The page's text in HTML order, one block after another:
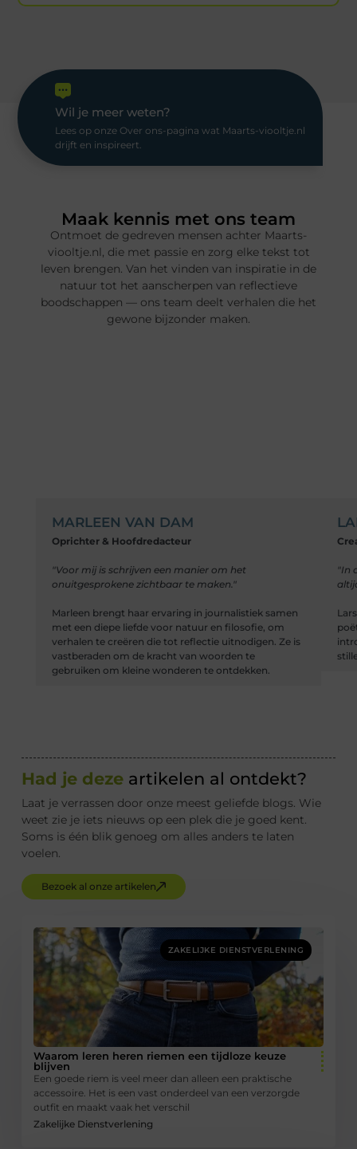
Wil je meer weten?
Lees op onze Over ons-pagina wat Maarts-viooltje.nl
drijft en inspireert.
Maak kennis met ons team
Ontmoet de gedreven mensen achter Maarts-
viooltje.nl, die met passie en zorg elke tekst tot
leven brengen. Van het vinden van inspiratie in de
natuur tot het aanscherpen van reflectieve
boodschappen — ons team deelt verhalen die het
gewone bijzonder maken.
MARLEEN VAN DAM
Oprichter & Hoofdredacteur
"Voor mij is schrijven een manier om het
onuitgesprokene zichtbaar te maken."
Marleen brengt haar ervaring in journalistiek samen
met een diepe liefde voor natuur en filosofie, om
verhalen te creëren die tot reflectie uitnodigen. Ze is
vastberaden om de kracht van woorden te
gebruiken om kleine wonderen te ontdekken.
"In
Had je deze artikelen al ontdekt?
Laat je verrassen door onze meest geliefde blogs. Wie
weet zie je iets nieuws op een plek die je goed kent.
Soms is één blik genoeg om alles anders te laten
voelen.
Bezoek al onze artikelen
ZAKELIJKE DIENSTVERLENING
Waarom leren heren riemen een tijdloze keuze
blijven
Een goede riem is veel meer dan alleen een praktische
accessoire. Het is een vast onderdeel van een verzorgde
outfit en maakt vaak het verschil
Zakelijke Dienstverlening